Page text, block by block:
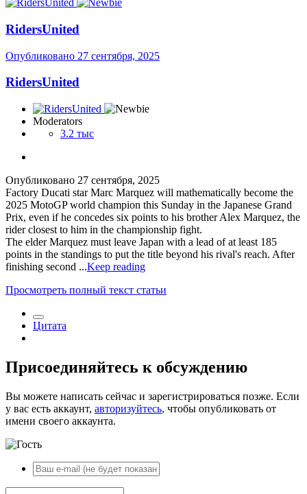
RidersUnited
Опубликовано 27 сентября, 2025
RidersUnited
Moderators
3.2 тыс
Опубликовано 27 сентября, 2025
Factory Ducati star Marc Marquez will mathematically become the
2025 MotoGP world champion this Sunday in the Japanese Grand
Prix, even if he concedes six points to his brother Alex Marquez, the
rider closest to him in the championship fight.
The elder Marquez must leave Japan with a lead of at least 185
points in the standings to put the title beyond his rival's reach. After
finishing second ...Keep reading
Просмотреть полный текст статьи
Цитата
Присоединяйтесь к обсуждению
Вы можете написать сейчас и зарегистрироваться позже. Если
у вас есть аккаунт, авторизуйтесь, чтобы опубликовать от
имени своего аккаунта.